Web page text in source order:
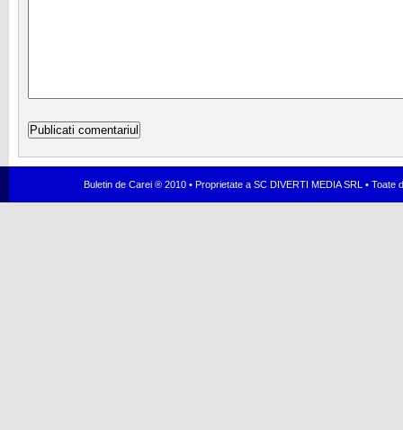
Buletin de Carei ® 2010 • Proprietate a SC DIVERTI MEDIA SRL •